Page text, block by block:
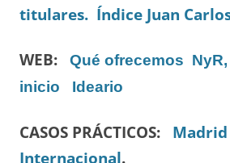
titulares. Índice Juan
WEB: Qué ofrecemos
inicio
Ideario
CASOS PRÁCTICOS:
Internacional.